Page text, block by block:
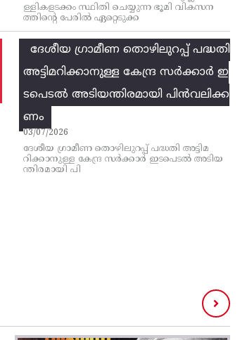
ള്ളികളടക്കം സ്ഥിതി ചെയ്യുന്ന ഭൂമി വികസന
ത്തിന്റെ പേരിൽ ഏറ്റെടുക്ക
ദേശീയ ഗ്രാമീണ തൊഴിലുറപ്പ്‌ പദ്ധതി
അട്ടിമറിക്കാനുള്ള കേന്ദ്ര സര്‍ക്കാര്‍ ഇ
ടപെടല്‍ അടിയന്തിരമായി പിന്‍വലിക്ക
ണം
03/07/2026
ദേശീയ ഗ്രാമീണ തൊഴിലുറപ്പ്‌ പദ്ധതി അട്ടിമ
റിക്കാനുള്ള കേന്ദ്ര സര്‍ക്കാര്‍ ഇടപെടല്‍ അടിയ
ന്തിരമായി പി